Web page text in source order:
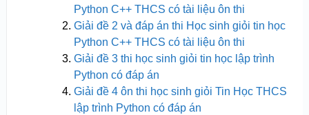
Python C++ THCS có tài liệu ôn thi
Giải đề 2 và đáp án thi Học sinh giỏi tin học
Python C++ THCS có tài liệu ôn thi
Giải đề 3 thi học sinh giỏi tin học lập trình
Python có đáp án
Giải đề 4 ôn thi học sinh giỏi Tin Học THCS
lập trình Python có đáp án